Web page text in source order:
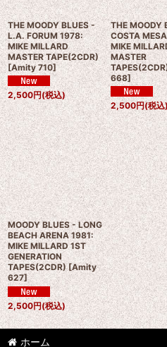
THE MOODY BLUES -
L.A. FORUM 1978:
MIKE MILLARD
MASTER TAPE(2CDR)
[Amity 710]
2,500円(税込)
THE MOODY
COSTA
MIKE
MASTER
668]
2,500円(税込
MOODY BLUES - LONG
BEACH ARENA 1981:
MIKE MILLARD 1ST
GENERATION
TAPES(2CDR) [Amity
627]
2,500円(税込)
ホーム